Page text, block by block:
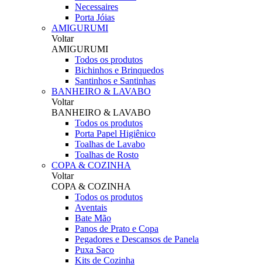
Necessaires
Porta Jóias
AMIGURUMI
Voltar
AMIGURUMI
Todos os produtos
Bichinhos e Brinquedos
Santinhos e Santinhas
BANHEIRO & LAVABO
Voltar
BANHEIRO & LAVABO
Todos os produtos
Porta Papel Higiênico
Toalhas de Lavabo
Toalhas de Rosto
COPA & COZINHA
Voltar
COPA & COZINHA
Todos os produtos
Aventais
Bate Mão
Panos de Prato e Copa
Pegadores e Descansos de Panela
Puxa Saco
Kits de Cozinha